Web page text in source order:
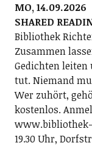
MO, 14.09.2026
SHARED
Bibliothek
Zusammen
Gedichten
tut. Niemand
Wer zuhört,
kostenlos.
19.30 Uhr,